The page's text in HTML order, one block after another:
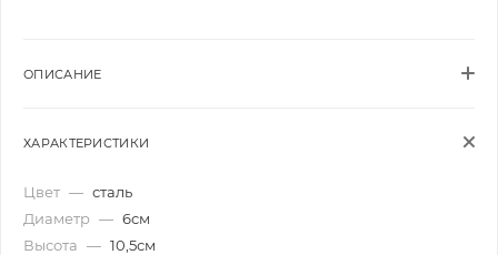
ОПИСАНИЕ
ХАРАКТЕРИСТИКИ
Цвет — сталь
Диаметр — 6см
Высота — 10,5см